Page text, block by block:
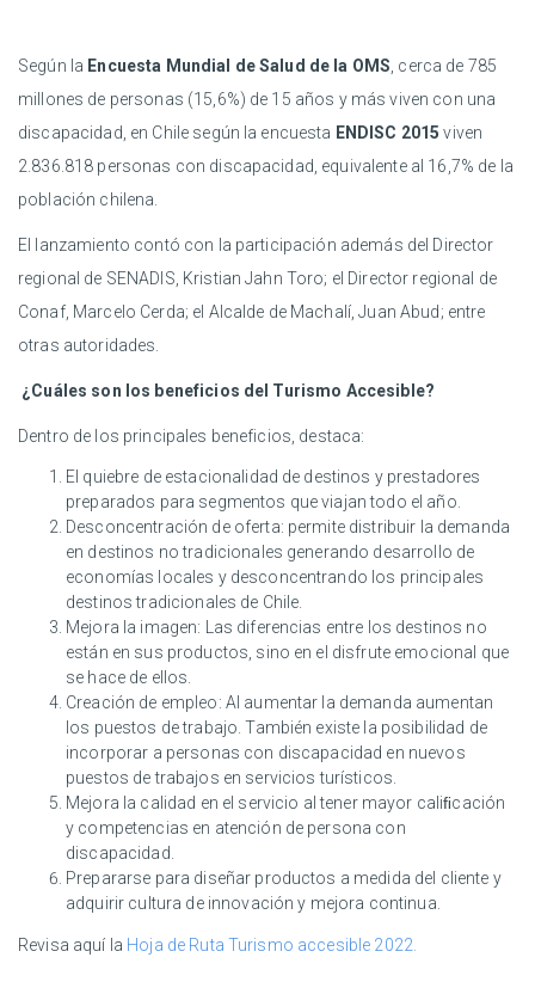
Según la Encuesta Mundial de Salud de la OMS , cerca de 785
millones de personas (15,6%) de 15 años y más viven con una
discapacidad, en Chile según la encuesta ENDISC 2015 viven
2.836.818 personas con discapacidad, equivalente al 16,7% de la
población chilena.
El lanzamiento contó con la participación además del Director
regional de SENADIS, Kristian Jahn Toro; el Director regional de
Conaf, Marcelo Cerda; el Alcalde de Machalí, Juan Abud; entre
otras autoridades.
¿Cuáles son los beneficios del Turismo Accesible?
Dentro de los principales beneficios, destaca:
El quiebre de estacionalidad de destinos y prestadores
preparados para segmentos que viajan todo el año.
Desconcentración de oferta: permite distribuir la demanda
en destinos no tradicionales generando desarrollo de
economías locales y desconcentrando los principales
destinos tradicionales de Chile.
Mejora la imagen: Las diferencias entre los destinos no
están en sus productos, sino en el disfrute emocional que
se hace de ellos.
Creación de empleo: Al aumentar la demanda aumentan
los puestos de trabajo. También existe la posibilidad de
incorporar a personas con discapacidad en nuevos
puestos de trabajos en servicios turísticos.
Mejora la calidad en el servicio al tener mayor caliﬁcación
y competencias en atención de persona con
discapacidad.
Prepararse para diseñar productos a medida del cliente y
adquirir cultura de innovación y mejora continua.
Revisa aquí la Hoja de Ruta Turismo accesible 2022.